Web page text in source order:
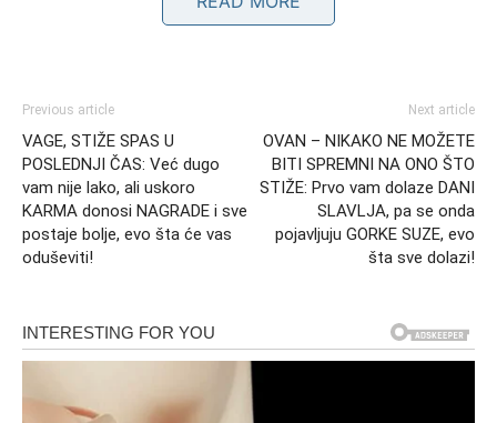
VODOLIJA – PROŠLOST KUCKA
NA VRATA U TRENUTKU KADA
TO NAJMANJE OČEKUJETE
Vodolije su često te koje nastavljaju dalje bez okretanja
unazad. Međutim, ovog puta neće one tražiti prošlost –
Previous article
VAGE, STIŽE SPAS U
POSLEDNJI ČAS: Već dugo
vam nije lako, ali uskoro
KARMA donosi NAGRADE i sve
postaje bolje, evo šta će vas
oduševiti!
Next article
OVAN – NIKAKO NE MOŽETE
BITI SPREMNI NA ONO ŠTO
STIŽE: Prvo vam dolaze DANI
SLAVLJA, pa se onda
pojavljuju GORKE SUZE, evo
šta sve dolazi!